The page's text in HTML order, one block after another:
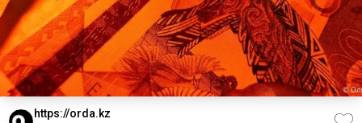
https://orda.kz